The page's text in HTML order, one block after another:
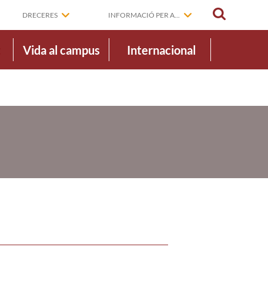
DRECERES INFORMACIÓ PER A...
Vida al campus Internacional